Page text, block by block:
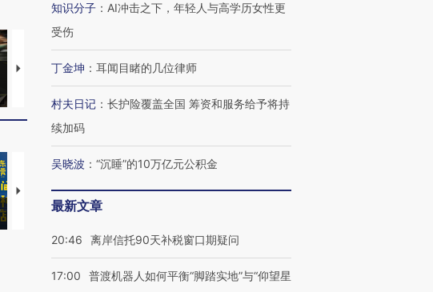
马航飞行员跨国走私7万
粒摇头丸 尿检体内含3种
视线｜被称为“蟑螂”的印
度Z世代 用街头抗争将教
育部长拱下台
机”？难民潮撕裂西班牙
飞地休达
【推广】走进第四届链博
会，让数智科技“链”接产
【商旅对话】华住集团
知识分子 ： AI冲击之下，年轻人与高学历女性更
受伤
丁金坤 ： 耳闻目睹的几位律师
村夫日记 ： 长护险覆盖全国 筹资和服务给予将持
续加码
吴晓波 ： “沉睡”的10万亿元公积金
最新文章
20:46 离岸信托90天补税窗口期疑问
17:00
普渡机器人如何平衡“脚踏实地”与“仰望星